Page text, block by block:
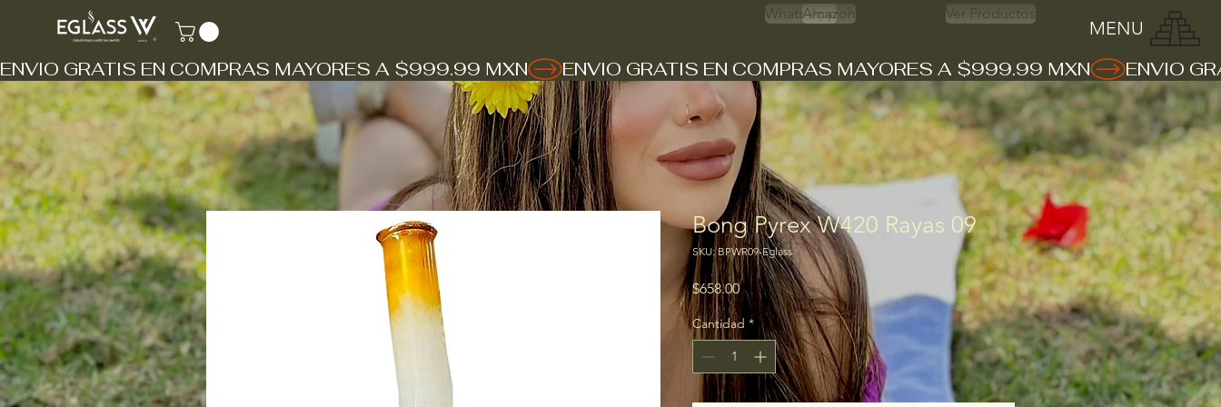
Whats App
Amazon Ver Productos
MENU
ENVIO GRATIS EN COMPRAS MAYORES A $999.99 MXN
Bong Pyrex W420 Rayas 09
SKU: BPWR09-Eglass
$658.00Precio
Cantidad *